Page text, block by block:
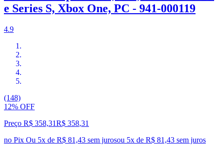
e Series S, Xbox One, PC - 941-000119
4.9
(148)
12% OFF
Preço R$ 358,31R$ 358,31
no Pix Ou 5x de R$ 81,43 sem jurosou 5x de R$ 81,43 sem juros